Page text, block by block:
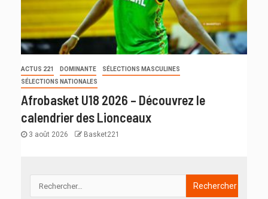
ACTUS 221 DOMINANTE
SÉLECTIONS MASCULINES
SÉLECTIONS NATIONALES
Afrobasket U18 2026 – Découvrez le
calendrier des Lionceaux
3 août 2026 Basket221